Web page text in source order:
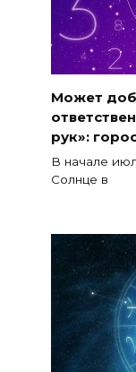
Может
рук»:
В начале
Солнце в